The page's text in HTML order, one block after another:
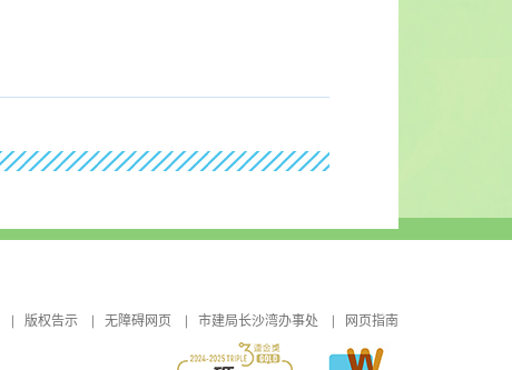
版权告示 无障碍网页 市建局长沙湾办事处 网页指南